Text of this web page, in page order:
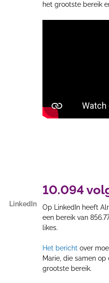
het grootste bereik
LinkedIn
10.094
Op LinkedIn heeft
een bereik van
likes.
Het bericht over
Marie, die samen
grootste bereik.